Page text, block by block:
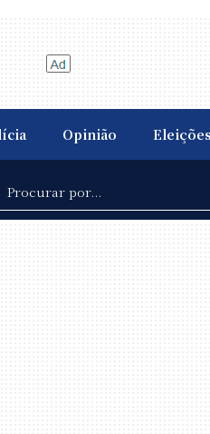
Opinião Eleições